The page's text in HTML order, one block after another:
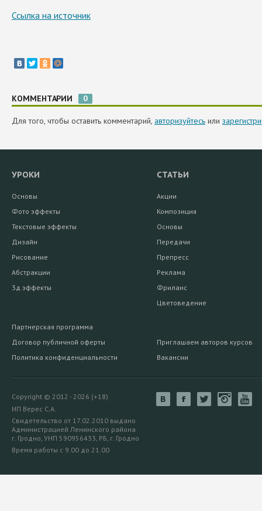
Ссылка на источник
КОММЕНТАРИИ 0
Для того, чтобы оставить комментарий, авторизуйтесь или
УРОКИ
Основы
Фото эффекты
Текстовые эффекты
Дизайн
Рисование
Абстракции
3д эффекты
СТАТЬИ
Акции
Композиция
Основы
Передачи
Препресс
Реклама
Фриланс
Цветоведение
Партнерская программа
Договор публичной оферты
Политика конфиденциальности
Приглашаем авторов курсов
Вакансии
Copyright © 2012 - 2026 (+18)
ИП Верес С.А.
Свидетельство от 17.02.2010 выдано
Администрацией Ленинского района
г. Гродно, УНП 590956433, РБ, г. Гродно
Время работы с 9.00 до 21.00